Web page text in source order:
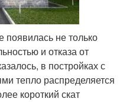
не только
и отказа от
в постройках с
тепло распределяется
короткий скат